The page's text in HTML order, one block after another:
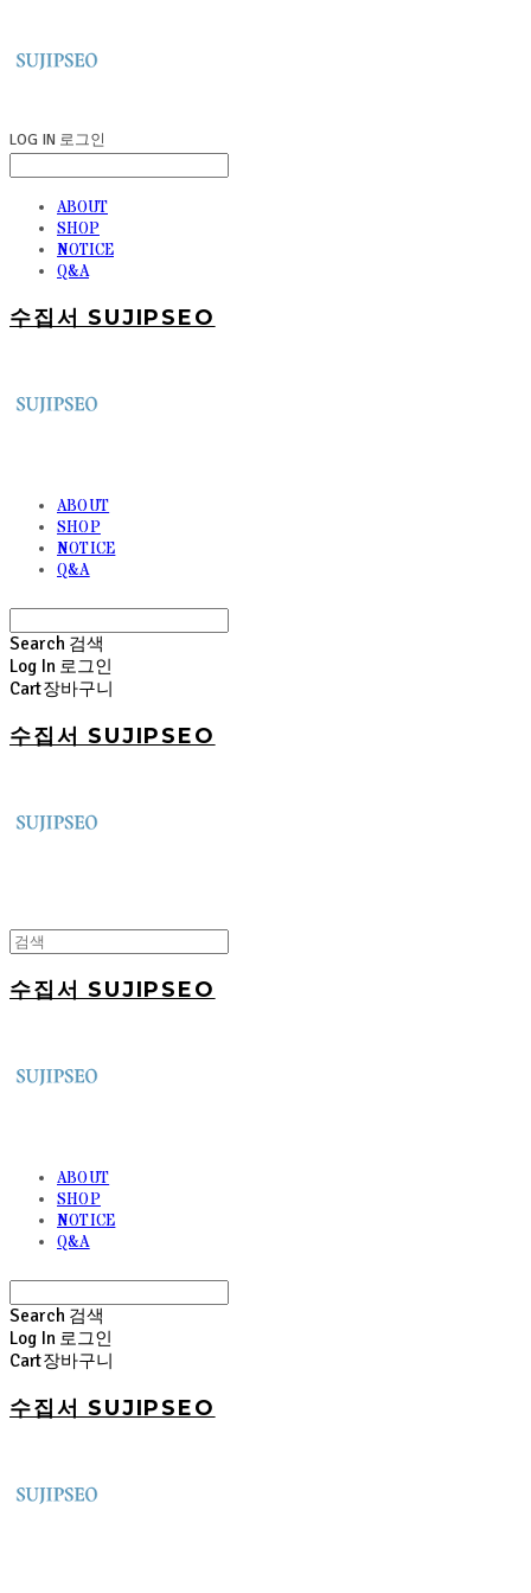
LOG IN 로그인
ABOUT
SHOP
NOTICE
Q&A
수집서 SUJIPSEO
ABOUT
SHOP
NOTICE
Q&A
Search 검색
Log In 로그인
Cart장바구니
수집서 SUJIPSEO
수집서 SUJIPSEO
ABOUT
SHOP
NOTICE
Q&A
Search 검색
Log In 로그인
Cart장바구니
수집서 SUJIPSEO